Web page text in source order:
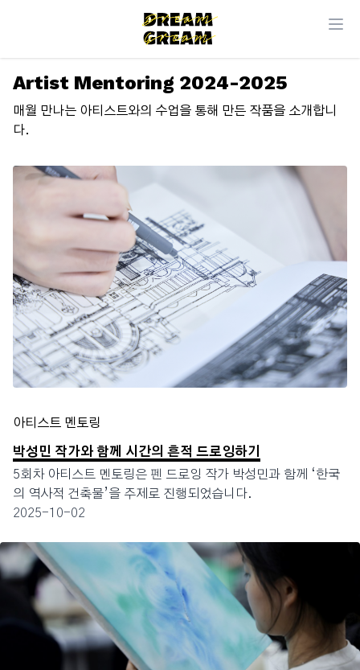
Artist Mentoring 2024-2025
매월 만나는 아티스트와의 수업을 통해 만든 작품을 소개합니
다.
아티스트 멘토링
박성민 작가와 함께 시간의 흔적 드로잉하기
5회차 아티스트 멘토링은 펜 드로잉 작가 박성민과 함께 ‘한국
의 역사적 건축물’을 주제로 진행되었습니다.
2025-10-02